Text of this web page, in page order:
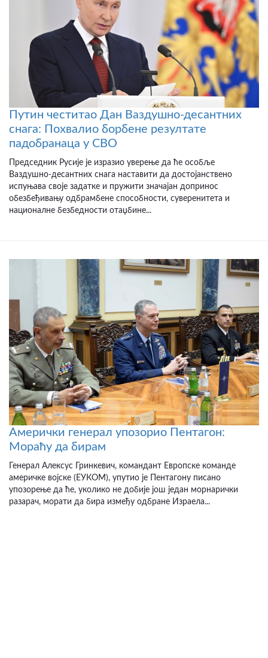
Путин честитао Дан Ваздушно-десантних
снага: Похвалио борбене резултате
падобранаца у СВО
Председник Русије је изразио уверење да ће особље
Ваздушно-десантних снага наставити да достојанствено
испуњава своје задатке и пружити значајан допринос
обезбеђивању одбрамбене способности, суверенитета и
националне безбедности отаџбине...
Амерички генерал упозорио Пентагон:
Мораћу да бирам
Генерал Алексус Гринкевич, командант Европске команде
америчке војске (ЕУКОМ), упутио је Пентагону писано
упозорење да ће, уколико не добије још један морнарички
разарач, морати да бира између одбране Израела...